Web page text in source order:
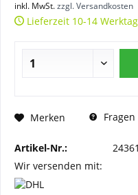
inkl. MwSt.zzgl. Versandkosten
Lieferzeit 10-14
Merken
Artikel-Nr.:
24361
Wir versenden mit: